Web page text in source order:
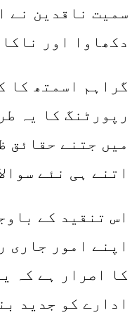
سمیت ناقدین نے
دکھاوا اور
گراہم اسمتھ کا
رپورٹنگ کا یہ
میں جتنے حقائق
اتنے ہی نئے
اس تنقید کے
اپنے امور جاری
کا اصرار ہے کہ
ادارے کو جدید